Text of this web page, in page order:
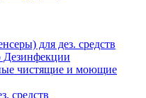
для дез. средств
чистящие и моющие
средств